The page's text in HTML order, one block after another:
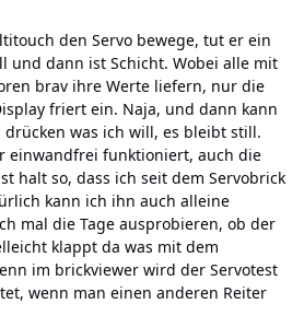
den Servo bewege, tut er ein
und dann ist Schicht. Wobei alle mit
brav ihre Werte liefern, nur die
friert ein. Naja, und dann kann
was ich will, es bleibt still.
einwandfrei funktioniert, auch die
halt so, dass ich seit dem Servobrick
kann ich ihn auch alleine
mal die Tage ausprobieren, ob der
klappt da was mit dem
im brickviewer wird der Servotest
wenn man einen anderen Reiter